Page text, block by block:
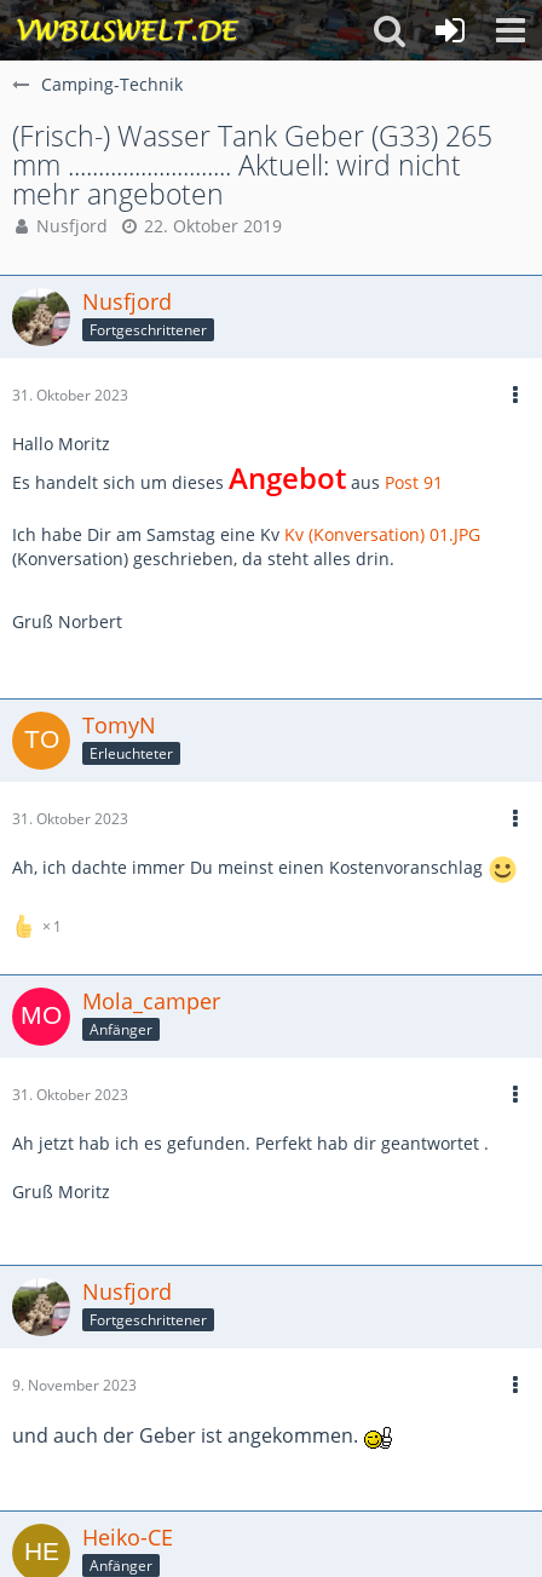
Camping-Technik
(Frisch-) Wasser Tank Geber (G33) 265
mm ........................... Aktuell: wird nicht
mehr angeboten
Nusfjord 22. Oktober 2019
Nusfjord
Fortgeschrittener
31. Oktober 2023
Hallo Moritz
Es handelt sich um dieses Angebot aus Post 91
Ich habe Dir am Samstag eine Kv Kv (Konversation) 01.JPG
(Konversation) geschrieben, da steht alles drin.
Gruß Norbert
TomyN
Erleuchteter
31. Oktober 2023
Ah, ich dachte immer Du meinst einen Kostenvoranschlag
1
Mola_camper
Anfänger
31. Oktober 2023
Ah jetzt hab ich es gefunden. Perfekt hab dir geantwortet .
Gruß Moritz
Nusfjord
Fortgeschrittener
9. November 2023
und auch der Geber ist angekommen.
Heiko-CE
Anfänger